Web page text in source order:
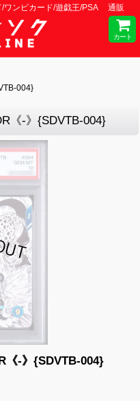
/ワンピカード/遊戯王/PSA 通販
カート
004}
《-》{SDVTB-004}
《-》{SDVTB-004}